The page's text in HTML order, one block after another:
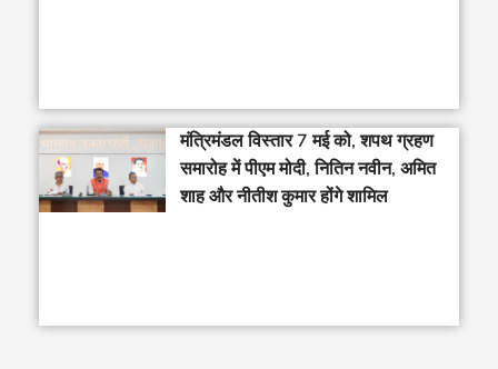
मंत्रिमंडल विस्तार 7 मई को, शपथ ग्रहण
समारोह में पीएम मोदी, नितिन नवीन, अमित
शाह और नीतीश कुमार होंगे शामिल